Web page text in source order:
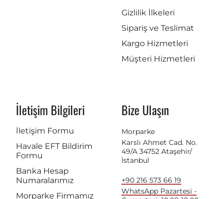
Gizlilik İlkeleri
Sipariş ve Teslimat
Kargo Hizmetleri
Müşteri Hizmetleri
İletişim Bilgileri
İletişim Formu
Havale EFT Bildirim
Formu
Banka Hesap
Numaralarımız
Morparke Firmamız
Bize Ulaşın
Morparke
Karslı Ahmet Cad. No.
49/A 34752 Ataşehir/
İstanbul
+90 216 573 66 19
WhatsApp Pazartesi -